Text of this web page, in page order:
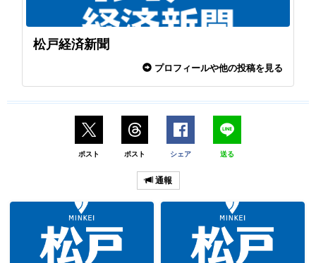
松戸経済新聞
プロフィールや他の投稿を見る
ポスト ポスト シェア 送る
通報